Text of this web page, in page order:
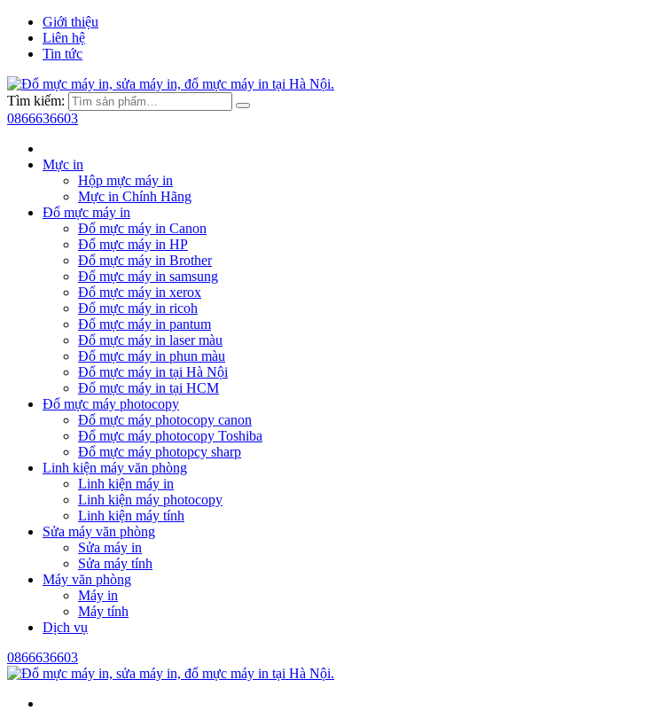
Giới thiệu
Liên hệ
Tin tức
Tìm kiếm:
0866636603
Mực in
Hộp mực máy in
Mực in Chính Hãng
Đổ mực máy in
Đổ mực máy in Canon
Đổ mực máy in HP
Đổ mực máy in Brother
Đổ mực máy in samsung
Đổ mực máy in xerox
Đổ mực máy in ricoh
Đổ mực máy in pantum
Đổ mực máy in laser màu
Đổ mực máy in phun màu
Đổ mực máy in tại Hà Nội
Đổ mực máy in tại HCM
Đổ mực máy photocopy
Đổ mực máy photocopy canon
Đổ mực máy photocopy Toshiba
Đổ mực máy photopcy sharp
Linh kiện máy văn phòng
Linh kiện máy in
Linh kiện máy photocopy
Linh kiện máy tính
Sửa máy văn phòng
Sửa máy in
Sửa máy tính
Máy văn phòng
Máy in
Máy tính
Dịch vụ
0866636603